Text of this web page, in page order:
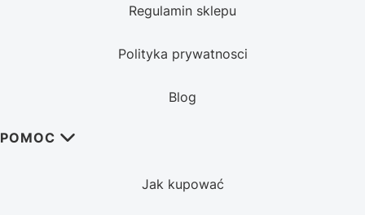
Regulamin sklepu
Polityka prywatnosci
Blog
POMOC
Jak kupować